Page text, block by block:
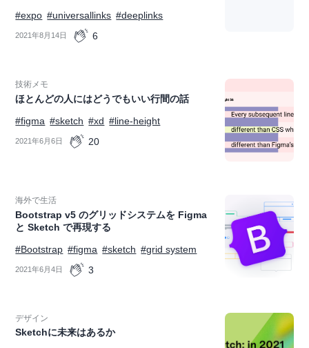
#expo #universallinks #deeplinks
2021年8月14日 6
技術メモ
ほとんどの人にはどうでもいい行間の話
#figma #sketch #xd #line-height
2021年6月6日 20
海外で生活
Bootstrap v5 のグリッドシステムを Figma
と Sketch で再現する
#Bootstrap #figma #sketch #grid system
2021年6月4日 3
デザイン
Sketchに未来はあるか